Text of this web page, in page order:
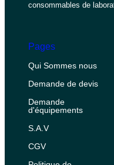
consommables de
Pages
Qui Sommes nous
Demande de devis
Demande
d'équipements
S.A.V
CGV